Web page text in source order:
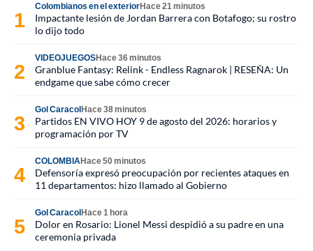
Colombianos en el exteriorHace 21 minutos
Impactante lesión de Jordan Barrera con Botafogo; su rostro
lo dijo todo
VIDEOJUEGOSHace 36 minutos
Granblue Fantasy: Relink - Endless Ragnarok | RESEÑA: Un
endgame que sabe cómo crecer
Gol CaracolHace 38 minutos
Partidos EN VIVO HOY 9 de agosto del 2026: horarios y
programación por TV
COLOMBIAHace 50 minutos
Defensoría expresó preocupación por recientes ataques en
11 departamentos: hizo llamado al Gobierno
Gol CaracolHace 1 hora
Dolor en Rosario: Lionel Messi despidió a su padre en una
ceremonia privada